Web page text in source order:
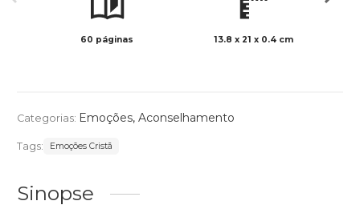
60 páginas 13.8 x 21 x 0.4 cm
Categorias: Emoções, Aconselhamento
Tags: Emoções Cristã
Sinopse